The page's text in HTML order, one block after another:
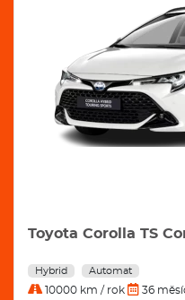
Toyota Corolla TS
Hybrid Automat
10000 km / rok 36